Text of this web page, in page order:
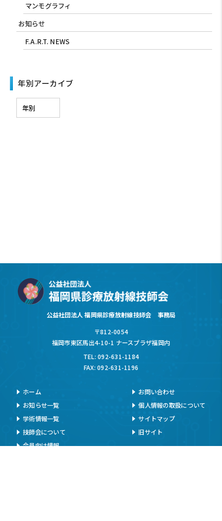
マンモグラフィ
お知らせ
F.A.R.T. NEWS
年別アーカイブ
公益社団法人 福岡県診療放射線技師会 事務局
〒812-0054
福岡市東区馬出4-10-1 ナースプラザ福岡内
TEL: 092-631-1184
FAX: 092-631-1196
ホーム
お知らせ一覧
学術情報一覧
技師会について
会員向け情報
お問い合わせ
個人情報の取扱について
サイトマップ
旧サイト